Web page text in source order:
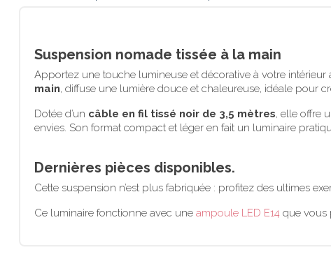
Suspension nomade tissée à la main
Apportez une touche lumineuse et décorative à votre intérieur
main, diffuse une lumière douce et chaleureuse, idéale pour
Dotée d’un câble en fil tissé noir de 3,5 mètres, elle offre
envies. Son format compact et léger en fait un luminaire
Dernières pièces disponibles.
Cette suspension n’est plus fabriquée : profitez des ultimes
Ce luminaire fonctionne avec une ampoule LED E14 que vous